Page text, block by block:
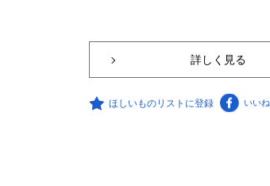
詳しく見る
ほしいものリストに登録 いいね